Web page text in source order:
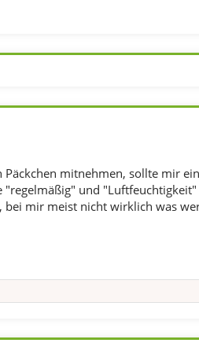
mitnehmen, sollte mir
"regelmäßig" und
bei mir meist nicht wirklich was